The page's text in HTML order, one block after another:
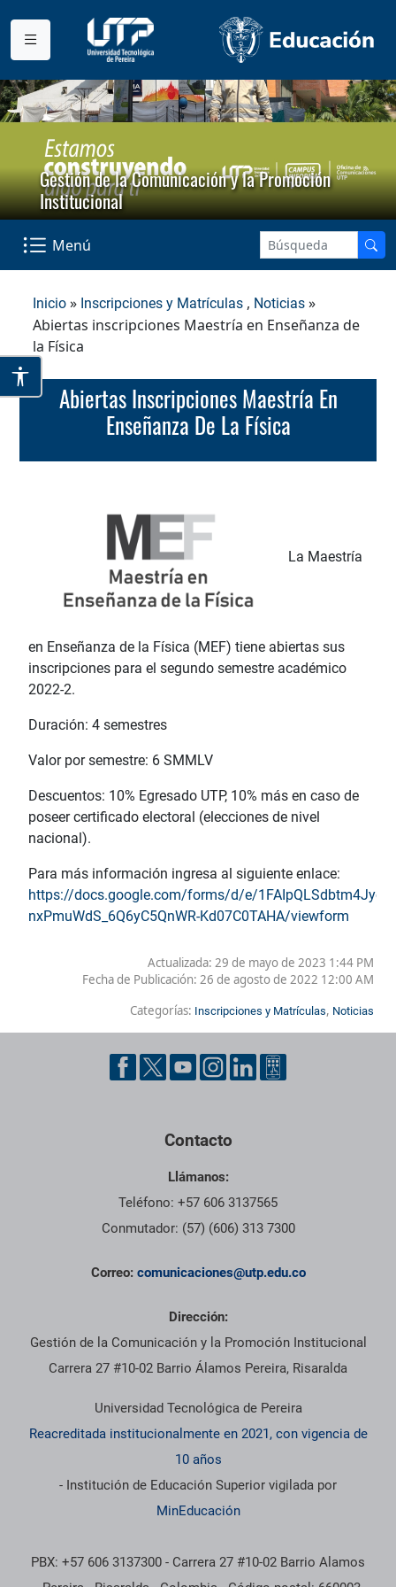
Gestión de la Comunicación y la Promoción
Institucional
Menú
Inicio » Inscripciones y Matrículas , Noticias »
Abiertas inscripciones Maestría en Enseñanza de
la Física
Abiertas Inscripciones Maestría En
Enseñanza De La Física
La Maestría
en Enseñanza de la Física (MEF) tiene abiertas sus
inscripciones para el segundo semestre académico
2022-2.
Duración: 4 semestres
Valor por semestre: 6 SMMLV
Descuentos: 10% Egresado UTP, 10% más en caso de
poseer certificado electoral (elecciones de nivel
nacional).
Para más información ingresa al siguiente enlace:
https://docs.google.com/forms/d/e/
nxPmuWdS_6Q6yC5QnWR-Kd07C0TAHA/viewform
Actualizada: 29 de mayo de 2023 1:44 PM
Fecha de Publicación: 26 de agosto de 2022 12:00 AM
Categorías: Inscripciones y Matrículas, Noticias
Contacto
Llámanos:
Teléfono: +57 606 3137565
Conmutador: (57) (606) 313 7300
Correo: comunicaciones@utp.edu.co
Dirección:
Gestión de la Comunicación y la Promoción Institucional
Carrera 27 #10-02 Barrio Álamos Pereira, Risaralda
Universidad Tecnológica de Pereira
Reacreditada institucionalmente en 2021, con vigencia de
10 años
- Institución de Educación Superior vigilada por
MinEducación
PBX: +57 606 3137300 - Carrera 27 #10-02 Barrio Alamos